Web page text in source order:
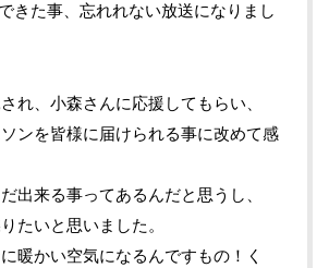
きた事、忘れれない放送になりまし
れ、小森さんに応援してもらい、
ンを皆様に届けられる事に改めて感
出来る事ってあるんだと思うし、
たいと思いました。
暖かい空気になるんですもの！く